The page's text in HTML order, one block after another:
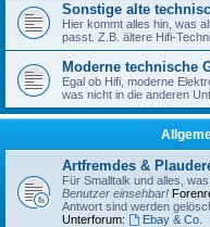
Sonstige alte
Hier kommt alles hin, was
passt. Z.B. ältere Hifi-
Moderne technische
Egal ob Hifi, moderne
was nicht in die anderen
Artfremdes &
Für Smalltalk und alles,
Benutzer einsehbar!
Antwort sind werden
Unterforum:
Ebay & Co.